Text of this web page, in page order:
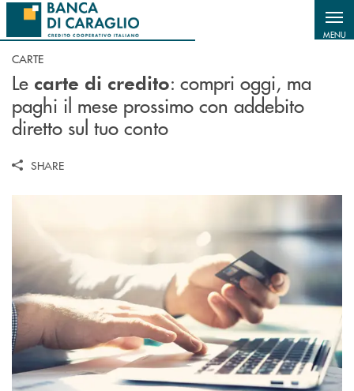
Salta al contenuto principale
MENU
CARTE
Le carte di credito: compri oggi, ma
paghi il mese prossimo con addebito
diretto sul tuo conto
SHARE